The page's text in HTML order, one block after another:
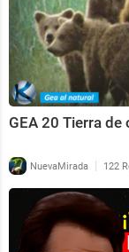
GEA 20 Tierra
NuevaMirada | 122